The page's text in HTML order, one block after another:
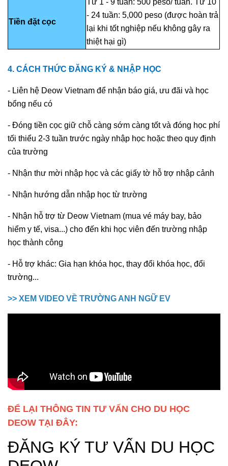
Tiền đặt cọc
- 24 tuần: 5,000 peso (được hoàn trả
lại khi tốt nghiệp nếu không gây ra
thiệt hại gì)
4. CÁCH THỨC ĐĂNG KÝ & NHẬP HỌC
- Liên hệ Deow Vietnam để nhận báo giá, ưu đãi và học
bổng nếu có
- Đóng tiền cọc giữ chỗ càng sớm càng tốt và đóng học phí
tối thiểu 2-3 tuần trước ngày nhập học hoặc theo quy định
của trường
- Nhận thư mời nhập học và các giấy tờ hỗ trợ nhập cảnh
- Nhận hướng dẫn nhập học từ trường
- Nhận hỗ trợ từ Deow Vietnam (mua vé máy bay, bảo
hiểm y tế, visa...) cho đến khi học viên đến trường nhập
học thành công
- Hỗ trợ khác: Gia hạn khóa học, thay đổi khóa học, đổi
trường...
>> XEM VIDEO VỀ TRƯỜNG ANH NGỮ EV
ĐỂ LẠI THÔNG TIN TƯ VẤN CHO DU HỌC
DEOW TẠI ĐÂY: